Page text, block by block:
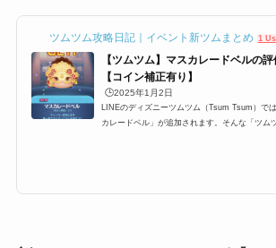
ツムツム攻略日記｜イベント新ツムまとめ 1
【ツムツム】マスカレードベルの
【コイン補正有り】
🕒️2025年1月2日
LINEのディズニーツムツム（Tsum Tsum）で
カレードベル」が追加されます。そんな「ツム